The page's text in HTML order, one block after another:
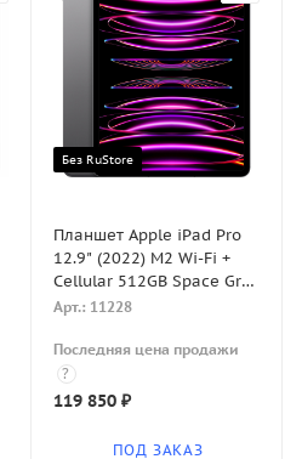
Без RuStore
Планшет Apple iPad Pro
12.9" (2022) M2 Wi-Fi +
Cellular 512GB Space Gray
(Серый космос)
Арт.: 11228
Последняя цена продажи
?
119 850₽
ПОД ЗАКАЗ